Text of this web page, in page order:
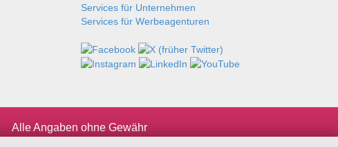
Services für Unternehmen
Services für Werbeagenturen
Alle Angaben ohne Gewähr